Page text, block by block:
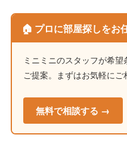
🏠 プロに部屋探しをお
ミニミニのスタッフが希
ご提案。まずはお気軽にご
無料で相談する →